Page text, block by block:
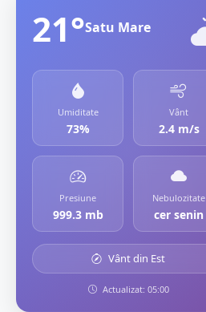
21°Satu Mare
Umiditate
73%
Vânt
2.4 m/s
Presiune
999.3 mb
Nebulozitate
cer senin
Vânt din Est
Actualizat: 05:00